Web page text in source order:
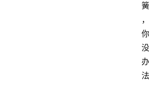
簧
，
你
没
办
法